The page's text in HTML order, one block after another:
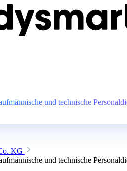
und technische
KG
und technische